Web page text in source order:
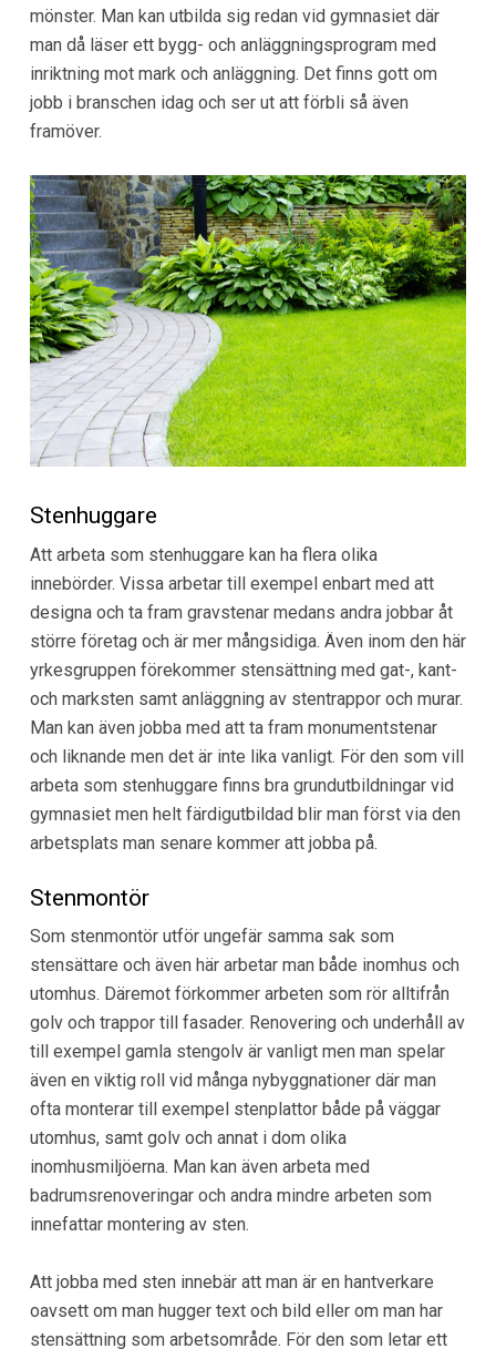
mönster. Man kan utbilda sig redan vid gymnasiet där
man då läser ett bygg- och anläggningsprogram med
inriktning mot mark och anläggning. Det finns gott om
jobb i branschen idag och ser ut att förbli så även
framöver.
Stenhuggare
Att arbeta som stenhuggare kan ha flera olika
innebörder. Vissa arbetar till exempel enbart med att
designa och ta fram gravstenar medans andra jobbar åt
större företag och är mer mångsidiga. Även inom den här
yrkesgruppen förekommer stensättning med gat-, kant-
och marksten samt anläggning av stentrappor och murar.
Man kan även jobba med att ta fram monumentstenar
och liknande men det är inte lika vanligt. För den som vill
arbeta som stenhuggare finns bra grundutbildningar vid
gymnasiet men helt färdigutbildad blir man först via den
arbetsplats man senare kommer att jobba på.
Stenmontör
Som stenmontör utför ungefär samma sak som
stensättare och även här arbetar man både inomhus och
utomhus. Däremot förkommer arbeten som rör alltifrån
golv och trappor till fasader. Renovering och underhåll av
till exempel gamla stengolv är vanligt men man spelar
även en viktig roll vid många nybyggnationer där man
ofta monterar till exempel stenplattor både på väggar
utomhus, samt golv och annat i dom olika
inomhusmiljöerna. Man kan även arbeta med
badrumsrenoveringar och andra mindre arbeten som
innefattar montering av sten.
Att jobba med sten innebär att man är en hantverkare
oavsett om man hugger text och bild eller om man har
stensättning som arbetsområde. För den som letar ett